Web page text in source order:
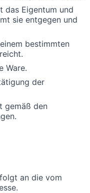
das Eigentum und
sie entgegen und
bestimmten
Ware.
der
gemäß den
an die vom